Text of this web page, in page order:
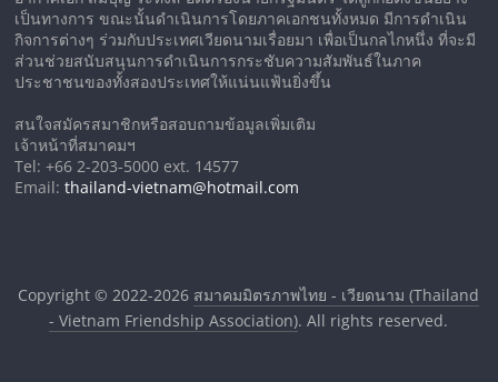
เป็นทางการ ขณะนั้นดำเนินการโดยภาคเอกชนทั้งหมด มีการดำเนิน
กิจการต่างๆ ร่วมกับประเทศเวียดนามเรื่อยมา เพื่อเป็นกลไกหนึ่ง ที่จะมี
ส่วนช่วยสนับสนุนการดำเนินการกระชับความสัมพันธ์ในภาค
ประชาชนของทั้งสองประเทศให้แน่นแฟ้นยิ่งขึ้น
สนใจสมัครสมาชิกหรือสอบถามข้อมูลเพิ่มเติม
เจ้าหน้าที่สมาคมฯ
Tel: +66 2-203-5000 ext. 14577
Email:thailand-vietnam@hotmail.com
Copyright © 2022-2026 สมาคมมิตรภาพไทย - เวียดนาม (Thailand
- Vietnam Friendship Association). All rights reserved.